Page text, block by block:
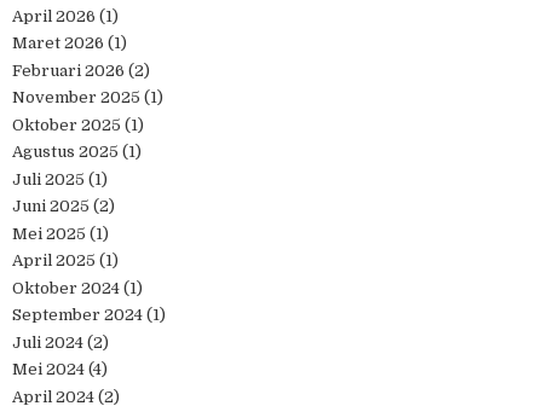
April 2026 (1)
Maret 2026 (1)
Februari 2026 (2)
November 2025 (1)
Oktober 2025 (1)
Agustus 2025 (1)
Juli 2025 (1)
Juni 2025 (2)
Mei 2025 (1)
April 2025 (1)
Oktober 2024 (1)
September 2024 (1)
Juli 2024 (2)
Mei 2024 (4)
April 2024 (2)